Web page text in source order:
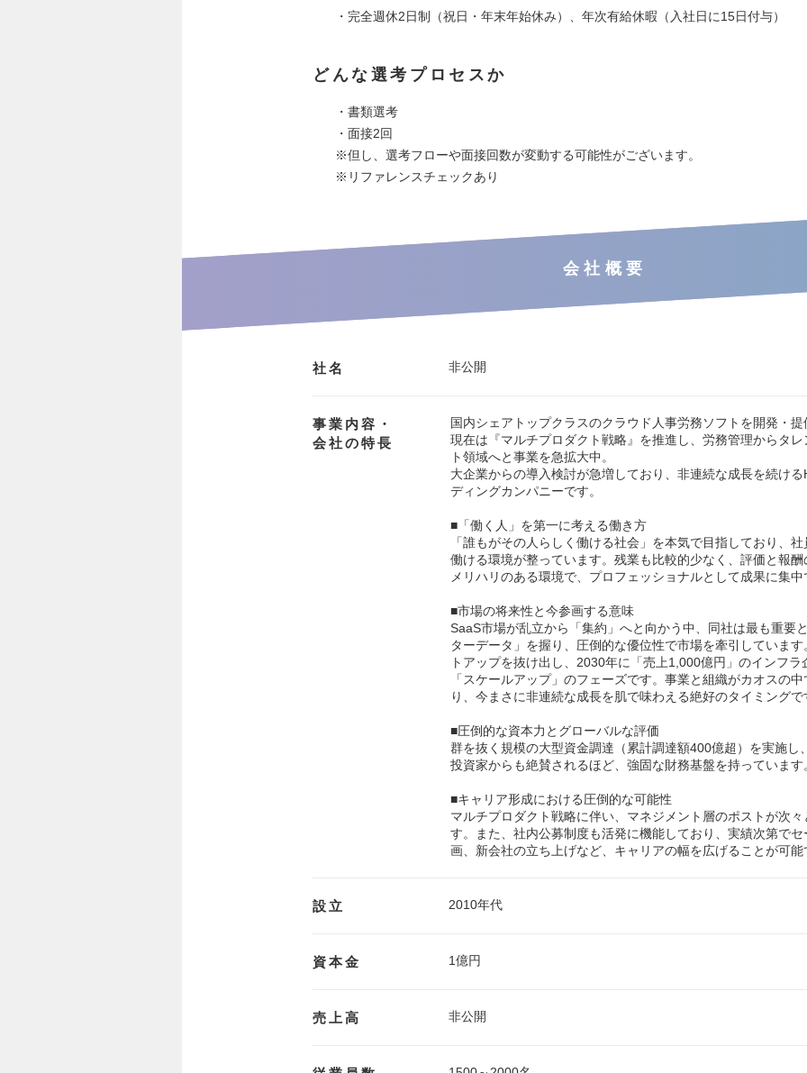
・完全週休2日制（祝日・年末年始休み）、年次有給休暇（入社日に15日付与）
どんな選考プロセスか
・書類選考
・面接2回
※但し、選考フローや面接回数が変動する可能性がございます。
※リファレンスチェックあり
会社概要
社名 非公開
事業内容・
会社の特長
国内シェアトップクラスのクラウド人事労務ソフトを開発・
現在は『マルチプロダクト戦略』を推進し、労務管理からタ
ト領域へと事業を急拡大中。
大企業からの導入検討が急増しており、非連続な成長を続け
ディングカンパニーです。
■「働く人」を第一に考える働き方
「誰もがその人らしく働ける社会」を本気で目指しており、
働ける環境が整っています。残業も比較的少なく、評価と報
メリハリのある環境で、プロフェッショナルとして成果に集
■市場の将来性と今参画する意味
SaaS市場が乱立から「集約」へと向かう中、同社は最も重要
ターデータ」を握り、圧倒的な優位性で市場を牽引していま
トアップを抜け出し、2030年に「売上1,000億円」のインフラ
「スケールアップ」のフェーズです。事業と組織がカオスの
り、今まさに非連続な成長を肌で味わえる絶好のタイミングで
■圧倒的な資本力とグローバルな評価
群を抜く規模の大型資金調達（累計調達額400億超）を実施し
投資家からも絶賛されるほど、強固な財務基盤を持っています
■キャリア形成における圧倒的な可能性
マルチプロダクト戦略に伴い、マネジメント層のポストが次
す。また、社内公募制度も活発に機能しており、実績次第で
画、新会社の立ち上げなど、キャリアの幅を広げることが可能
設立 2010年代
資本金 1億円
売上高 非公開